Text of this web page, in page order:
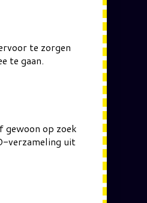
te zorgen
te gaan.
gewoon op zoek
verzameling uit